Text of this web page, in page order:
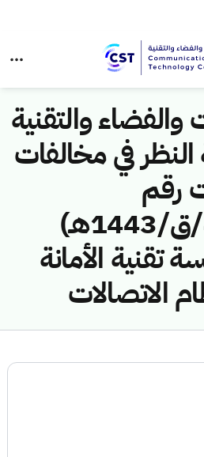
والفضاء والتقنية
النظر في مخالفات
رقم
(42745195/ق/1443هـ)
تقنية الأمانة
الاتصالات